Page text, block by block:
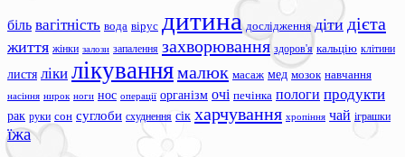
біль вагітність вода вірус дитина дослідження діти дієта
життя жінки залози запалення захворювання здоров'я кальцію клітини
листя ліки лікуваннямалюк масаж мед мозок навчання
насіння нирок ноги нос операції організм очі печінка пологи продукти
рак руки сон суглоби схуднення сік харчування хропіння чай іграшки
їжа